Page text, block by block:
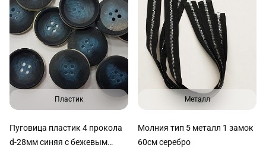
Пластик
Пуговица пластик 4 прокола
d-28мм синяя с бежевым
Металл
Молния тип 5 металл 1 замок
60см серебро